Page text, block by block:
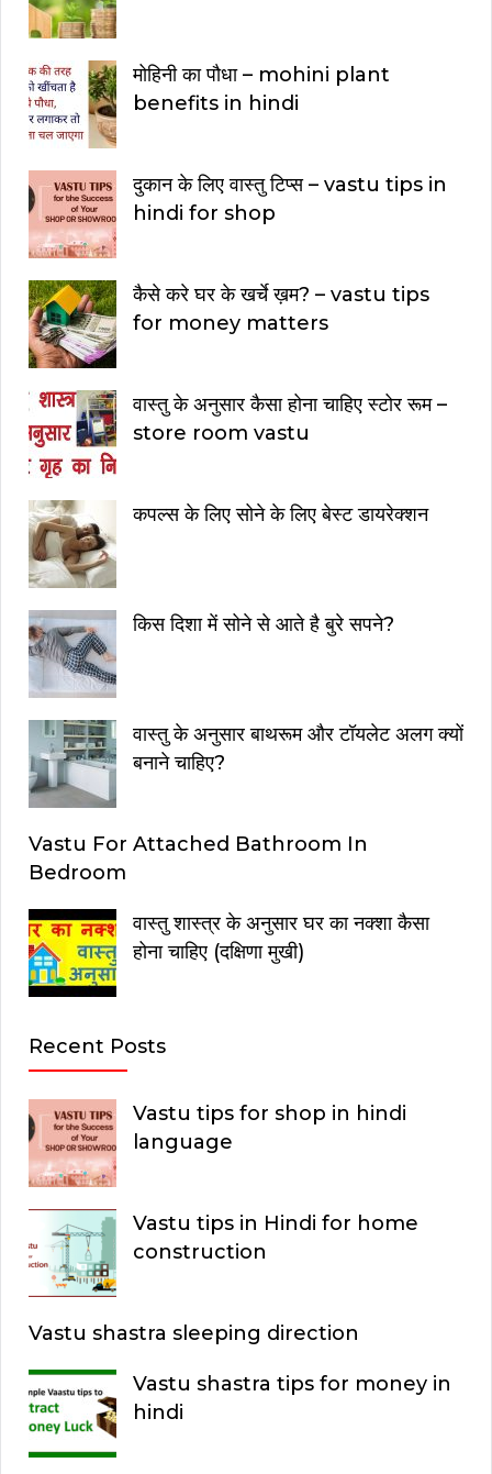
मोहिनी का पौधा – mohini plant
benefits in hindi
दुकान के लिए वास्तु टिप्स – vastu tips in
hindi for shop
कैसे करे घर के खर्चे ख़म? – vastu tips
for money matters
वास्तु के अनुसार कैसा होना चाहिए स्टोर रूम –
store room vastu
कपल्स के लिए सोने के लिए बेस्ट डायरेक्शन
किस दिशा में सोने से आते है बुरे सपने?
वास्तु के अनुसार बाथरूम और टॉयलेट अलग क्यों
बनाने चाहिए?
Vastu For Attached Bathroom In
Bedroom
वास्तु शास्त्र के अनुसार घर का नक्शा कैसा
होना चाहिए (दक्षिणा मुखी)
Recent Posts
Vastu tips for shop in hindi
language
Vastu tips in Hindi for home
construction
Vastu shastra sleeping direction
Vastu shastra tips for money in
hindi